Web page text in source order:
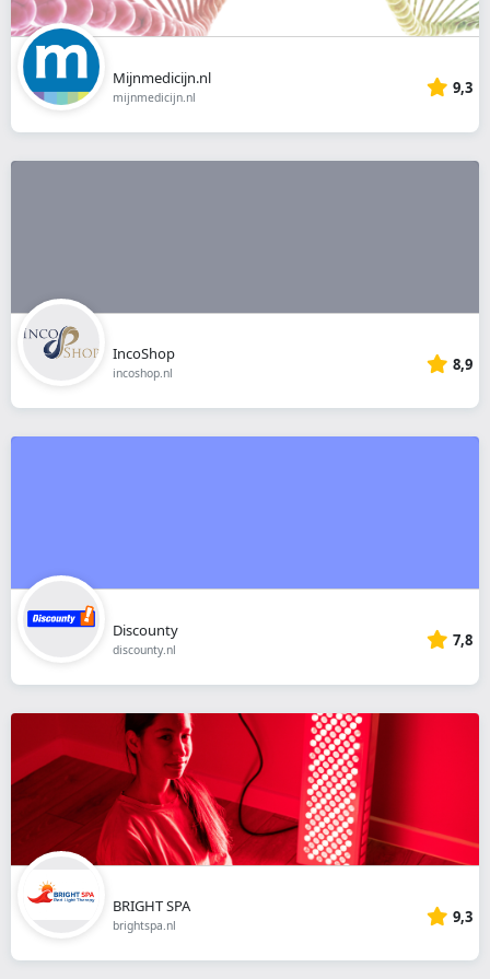
Mijnmedicijn.nl
mijnmedicijn.nl 9,3
IncoShop
incoshop.nl 8,9
Discounty
discounty.nl 7,8
BRIGHT SPA
brightspa.nl 9,3